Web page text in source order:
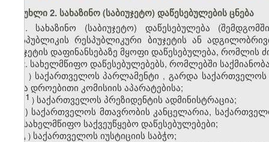
მუხლი 2. სახაზინო (საბიუჯეტო) დაწესებულების ცნება
1. სახაზინო (საბიუჯეტო) დაწესებულება
რესპუბლიკის რესპუბლიკური ბიუჯეტის ან
ბიუჯეტის დაფინანსებაზე მყოფი დაწესებულება,
2. სახელმწიფო დაწესებულებებს, რომლებში
) საქართველოს პარლამენტი , გარდა საქართველოს
სხვა დროებითი კომისიის აპარატებისა;
1 ) საქართველოს პრეზიდენტის ადმინისტრაცია;
) საქართველოს მთავრობის კანცელარია,
სახელმწიფო საქვეუწყებო დაწესებულებები;
გ ) საქართველოს იუსტიციის საბჭო;